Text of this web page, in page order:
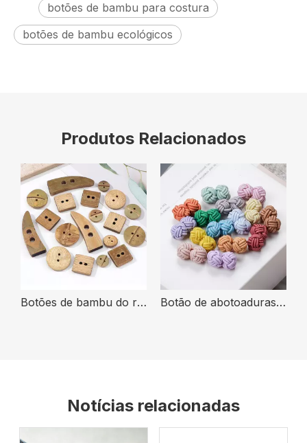
botões de bambu para costura
botões de bambu ecológicos
Produtos Relacionados
Botão de abotoaduras artesanais com nó de corda elástica multicolorida para camisa Botões naturais amigáveis ​​da porca de Tagua Corozo de 4 furos de Eco para a roupa
Notícias relacionadas